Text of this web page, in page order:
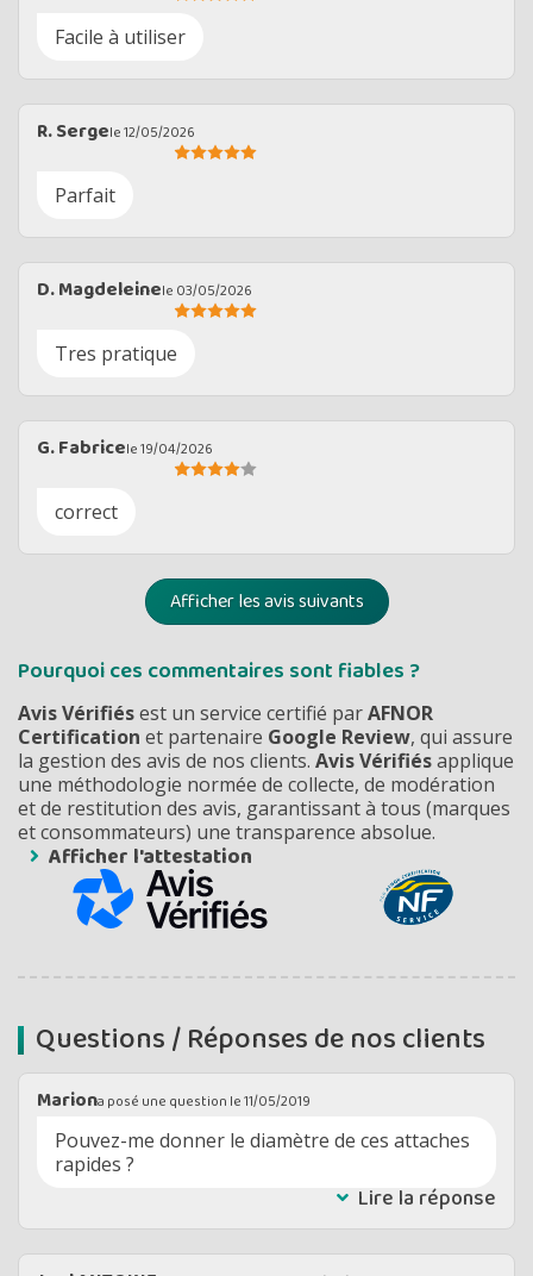
Facile à utiliser
R. Sergele 12/05/2026
Parfait
D. Magdeleinele 03/05/2026
Tres pratique
G. Fabricele 19/04/2026
correct
Afficher les avis suivants
Pourquoi ces commentaires sont fiables ?
Avis Vérifiésest un service certifié parAFNOR
Certification et partenaire Google Review, qui assure
la gestion des avis de nos clients. Avis Vérifiésapplique
une méthodologie normée de collecte, de modération
et de restitution des avis, garantissant à tous (marques
et consommateurs) une transparence absolue.
Afficher l'attestation
Questions / Réponses de nos clients
Mariona posé une question le11/05/2019
Pouvez-me donner le diamètre de ces attaches
rapides ?
Lire la réponse